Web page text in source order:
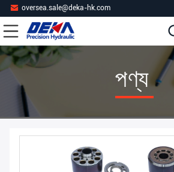
oversea.sale@deka-hk.com
পণ্য